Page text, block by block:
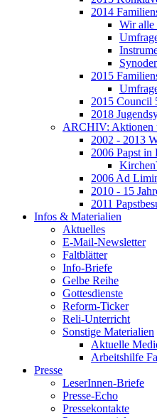
2014
Wir alle
2015
2015 Council
2018
ARCHIV: Aktionen
2002 - 2013
2006 Papst in
2006 Ad
2010 - 15
2011
Infos & Materialien
Aktuelles
E-Mail-Newsletter
Faltblätter
Info-Briefe
Gelbe Reihe
Gottesdienste
Reform-Ticker
Reli-Unterricht
Sonstige Materialien
Aktuelle
Arbeitshilfe
Presse
LeserInnen-Briefe
Presse-Echo
Pressekontakte